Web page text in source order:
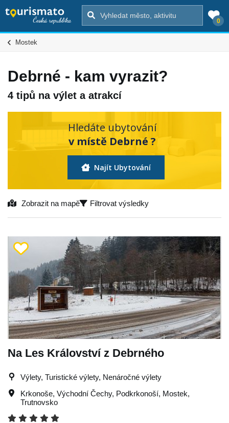
0
Mostek
Debrné - kam vyrazit?
4 tipů na výlet a atrakcí
Hledáte ubytování
v místě Debrné ?
Najít Ubytování
Zobrazit na mapě Filtrovat výsledky
Na Les Království z Debrného
Výlety, Turistické výlety, Nenáročné výlety
Krkonoše, Východní Čechy, Podkrkonoší, Mostek,
Trutnovsko